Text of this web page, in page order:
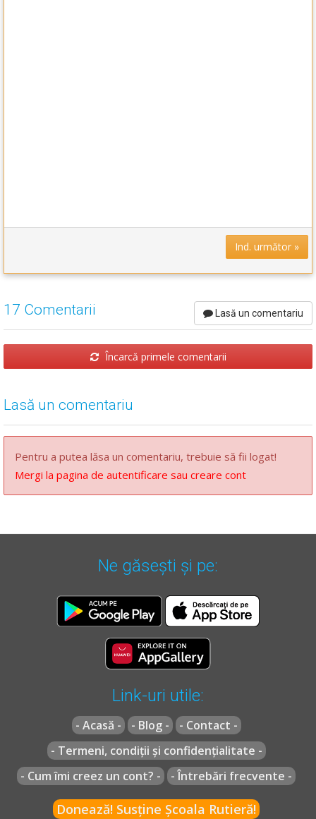
Ind. următor »
17 Comentarii Lasă un comentariu
Încarcă primele comentarii
Lasă un comentariu
Pentru a putea lăsa un comentariu, trebuie să fii logat!
Mergi la pagina de autentificare sau creare cont
Ne găsești și pe:
Link-uri utile:
- Acasă - - Blog -
- Contact -
- Termeni, condiții și confidențialitate -
- Cum îmi creez un cont? -
- Întrebări frecvente -
Donează! Susține Școala Rutieră!